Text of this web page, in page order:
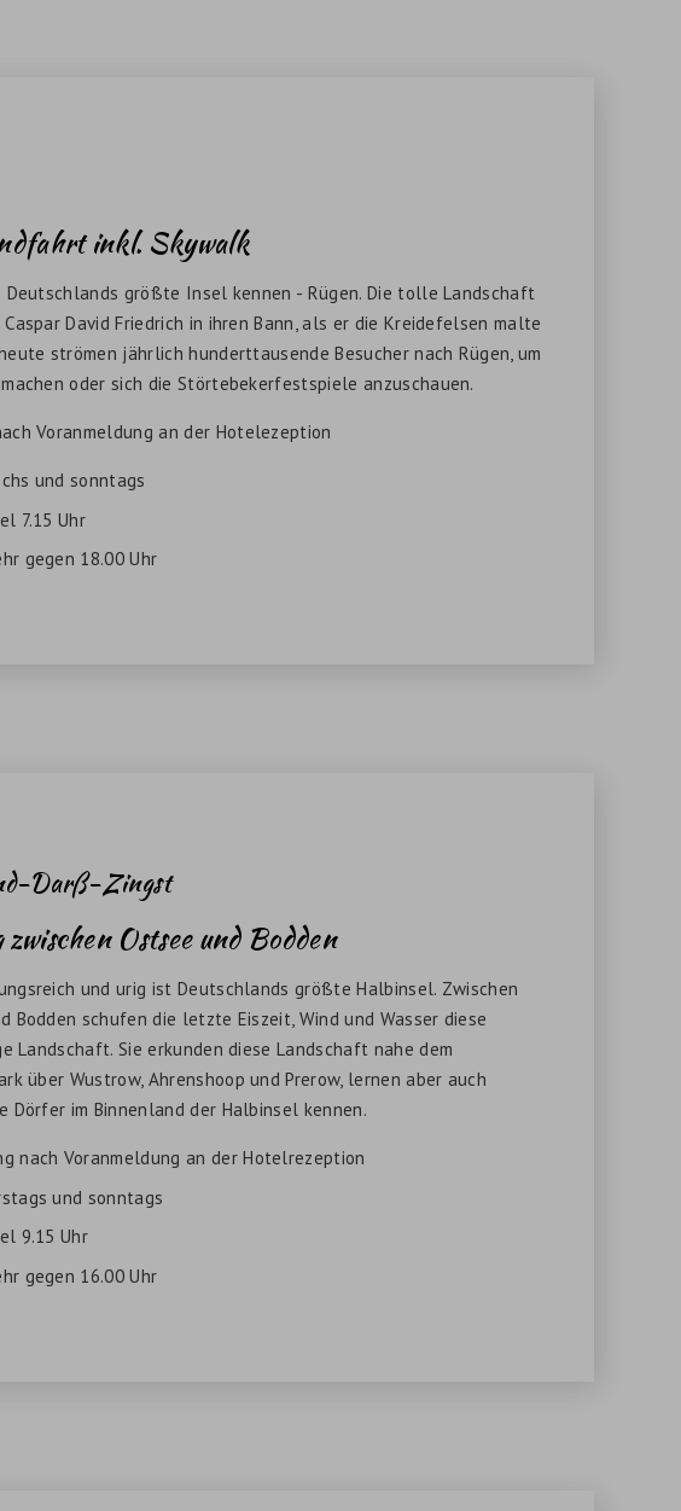
inkl. Skywalk
Deutschlands größte Insel kennen - Rügen. Die tolle Landschaft
Caspar David Friedrich in ihren Bann, als er die Kreidefelsen malte
strömen jährlich hunderttausende Besucher nach Rügen, um
oder sich die Störtebekerfestspiele anzuschauen.
Voranmeldung an der Hotelezeption
und sonntags
7.15 Uhr
gegen 18.00 Uhr
Darß-Zingst
zwischen Ostsee und Bodden
und urig ist Deutschlands größte Halbinsel. Zwischen
Bodden schufen die letzte Eiszeit, Wind und Wasser diese
Landschaft. Sie erkunden diese Landschaft nahe dem
über Wustrow, Ahrenshoop und Prerow, lernen aber auch
Dörfer im Binnenland der Halbinsel kennen.
nach Voranmeldung an der Hotelrezeption
und sonntags
9.15 Uhr
gegen 16.00 Uhr